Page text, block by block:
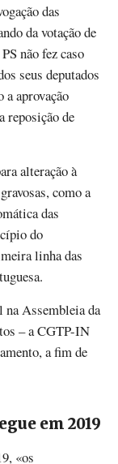
das
da votação de
não fez caso
seus deputados
aprovação
reposição de
alteração à
como a
das
do
linha das
na Assembleia da
– a CGTP-IN
a fim de
em 2019
«os